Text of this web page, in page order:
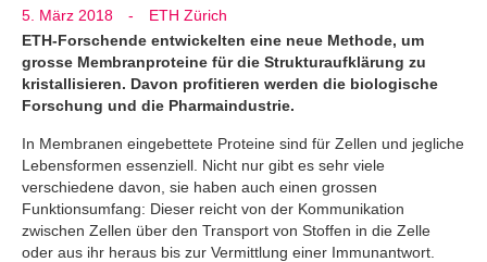
5. März 2018 -
ETH Zürich
ETH-Forschende entwickelten eine neue Methode, um
grosse Membranproteine für die Strukturaufklärung zu
kristallisieren. Davon profitieren werden die biologische
Forschung und die Pharmaindustrie.
In Membranen eingebettete Proteine sind für Zellen und jegliche
Lebensformen essenziell. Nicht nur gibt es sehr viele
verschiedene davon, sie haben auch einen grossen
Funktionsumfang: Dieser reicht von der Kommunikation
zwischen Zellen über den Transport von Stoffen in die Zelle
oder aus ihr heraus bis zur Vermittlung einer Immunantwort.